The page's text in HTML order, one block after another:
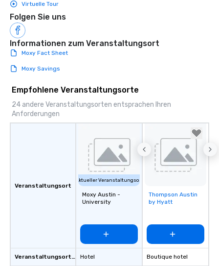
Virtuelle Tour
Folgen Sie uns
Informationen zum Veranstaltungsort
Moxy Fact Sheet
Moxy Savings
Empfohlene Veranstaltungsorte
24 andere Veranstaltungsorten entsprachen Ihren
Anforderungen
Veranstaltungsort
Veranstaltungsortstyp
Aktueller Veranstaltungsort
Moxy Austin -
University
Hotel
Removed from
favorites
Thompson Austin
by Hyatt
Boutique hotel